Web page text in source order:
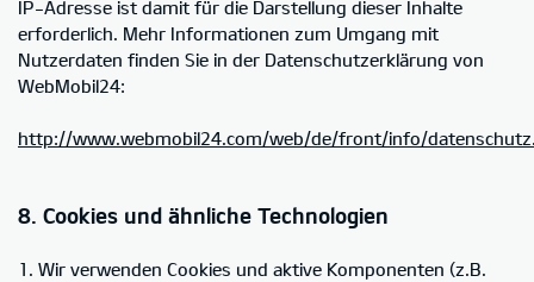
IP-Adresse ist damit für die Darstellung dieser Inhalte
erforderlich. Mehr Informationen zum Umgang mit
Nutzerdaten finden Sie in der Datenschutzerklärung von
WebMobil24:
http://www.webmobil24.com/web/de/front/info/
8. Cookies und ähnliche Technologien
1. Wir verwenden Cookies und aktive Komponenten (z.B.